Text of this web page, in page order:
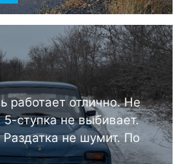
работает отлично. Не
ступка не выбивает.
не шумит. По